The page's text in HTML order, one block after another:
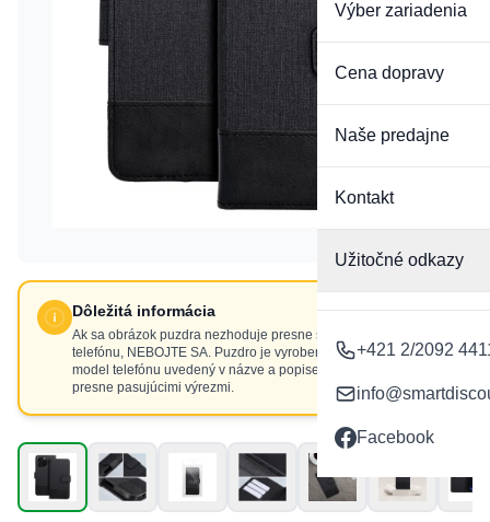
Výber zariadenia
Cena dopravy
Naše predajne
Kontakt
Užitočné odkazy
+421 2/2092
Facebook
Dôležitá informácia
Ak sa obrázok puzdra nezhoduje presne s výrezmi vášho
telefónu, NEBOJTE SA. Puzdro je vyrobené presne pre
model telefónu uvedený v názve a popise produktu, s
presne pasujúcimi výrezmi.